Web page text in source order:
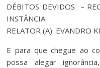
DÉBITOS DEVIDOS –
INSTÂNCIA.
RELATOR (A): EVANDRO
E para que chegue ao
possa alegar